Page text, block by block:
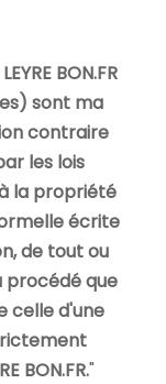
BON.FR
sont ma
contraire
les lois
la propriété
écrite
de tout ou
procédé que
celle d'une
BON.FR."